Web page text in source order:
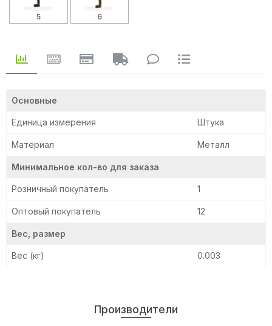
Основные
Единица измерения Штука
Материал Металл
Минимальное кол-во для заказа
Розничный покупатель 1
Оптовый покупатель 12
Вес, размер
Вес (кг) 0.003
5 6
Производители